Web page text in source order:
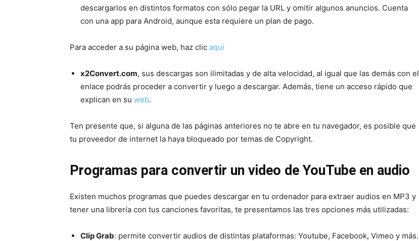
descargarlos en distintos formatos con sólo pegar la URL y omitir algunos anuncios. Cuenta
con una app para Android, aunque esta requiere un plan de pago.
Para acceder a su página web, haz clic aquí
x2Convert.com, sus descargas son ilimitadas y de alta velocidad, al igual que las demás con el
enlace podrás proceder a convertir y luego a descargar. Además, tiene un acceso rápido que
explican en su web.
Ten presente que, si alguna de las páginas anteriores no te abre en tu navegador, es posible que
tu proveedor de internet la haya bloqueado por temas de Copyright.
Programas para convertir un video de YouTube en audio
Existen muchos programas que puedes descargar en tu ordenador para extraer audios en MP3 y
tener una librería con tus canciones favoritas, te presentamos las tres opciones más utilizadas:
Clip Grab: permite convertir audios de distintas plataformas: Youtube, Facebook, Vimeo y más.